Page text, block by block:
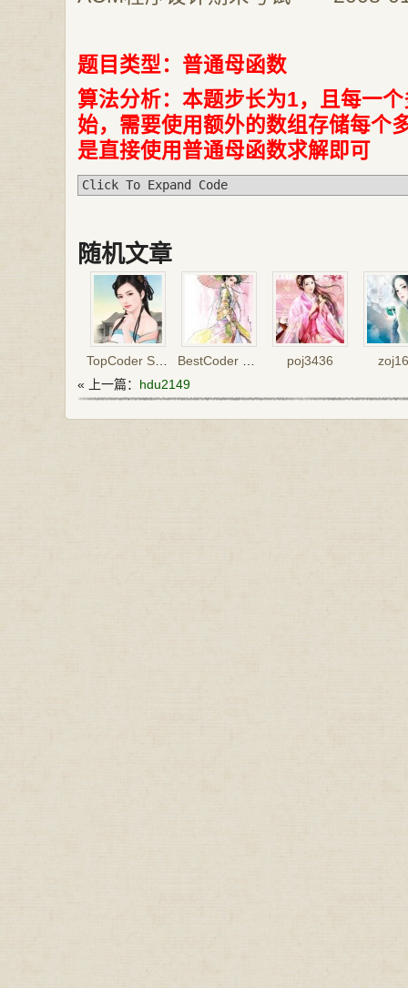
题目类型：普通母函数
算法分析：本题步长为1，且每一
始，需要使用额外的数组存储每个
是直接使用普通母函数求解即可
Click To Expand Code
随机文章
TopCoder SRM#667(Div2)(2/3) BestCoder Round #63(Div.2) (4/4) (Div.1) (3/4) poj3436
« 上一篇： hdu2149